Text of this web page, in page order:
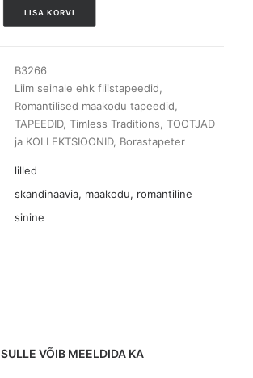
LISA KORVI
B3266
Liim seinale ehk fliistapeedid
Romantilised maakodu tapeedid
TAPEEDID, Timless Traditions TOOTJAD
ja KOLLEKTSIOONID, Borastapeter
lilled
skandinaavia, maakodu, romantiline
sinine
SULLE VÕIB MEELDIDA KA